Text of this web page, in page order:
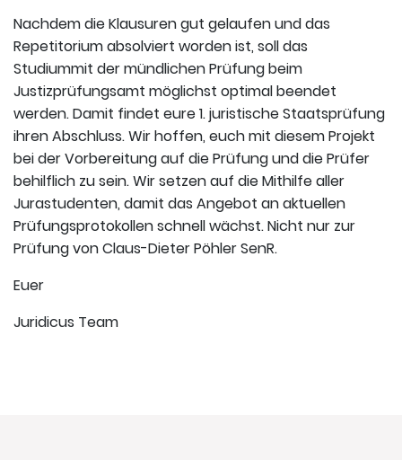
Nachdem die Klausuren gut gelaufen und das
Repetitorium absolviert worden ist, soll das
Studiummit der mündlichen Prüfung beim
Justizprüfungsamt möglichst optimal beendet
werden. Damit findet eure 1. juristische Staatsprüfung
ihren Abschluss. Wir hoffen, euch mit diesem Projekt
bei der Vorbereitung auf die Prüfung und die Prüfer
behilflich zu sein. Wir setzen auf die Mithilfe aller
Jurastudenten, damit das Angebot an aktuellen
Prüfungsprotokollen schnell wächst. Nicht nur zur
Prüfung von Claus-Dieter Pöhler SenR.
Euer
Juridicus Team